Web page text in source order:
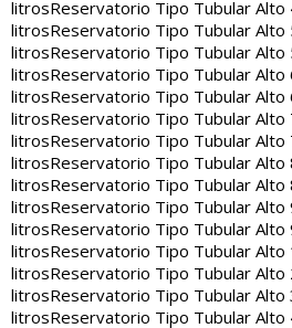
litrosReservatorio Tipo Tubular Alto
litrosReservatorio Tipo Tubular Alto
litrosReservatorio Tipo Tubular Alto
litrosReservatorio Tipo Tubular Alto
litrosReservatorio Tipo Tubular Alto
litrosReservatorio Tipo Tubular Alto
litrosReservatorio Tipo Tubular Alto
litrosReservatorio Tipo Tubular Alto
litrosReservatorio Tipo Tubular Alto
litrosReservatorio Tipo Tubular Alto
litrosReservatorio Tipo Tubular Alto
litrosReservatorio Tipo Tubular Alto
litrosReservatorio Tipo Tubular Alto
litrosReservatorio Tipo Tubular Alto
litrosReservatorio Tipo Tubular Alto